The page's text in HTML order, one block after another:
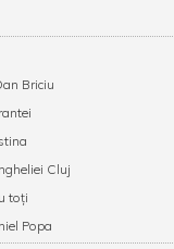
Briciu
Cluj
toți
Popa